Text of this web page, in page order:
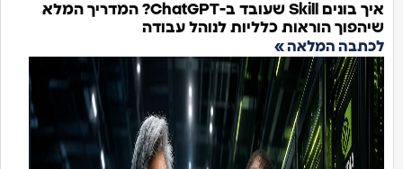
איך בונים Skill שעובד ב-ChatGPT? המדריך המלא
הוראות כלליות לנוהל עבודה
המלאה »